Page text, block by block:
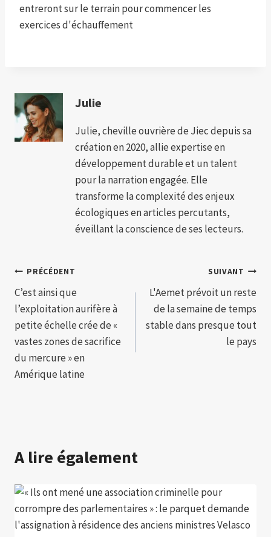
entreront sur le terrain pour commencer les
exercices d'échauffement
Julie
Julie, cheville ouvrière de Jiec depuis sa
création en 2020, allie expertise en
développement durable et un talent
pour la narration engagée. Elle
transforme la complexité des enjeux
écologiques en articles percutants,
éveillant la conscience de ses lecteurs.
Navigation
de
l’article
PRÉCÉDENT
C’est ainsi que
l’exploitation aurifère à
petite échelle crée de «
vastes zones de sacrifice
du mercure » en
Amérique latine
SUIVANT
L'Aemet prévoit un reste
de la semaine de temps
stable dans presque tout
le pays
A lire également